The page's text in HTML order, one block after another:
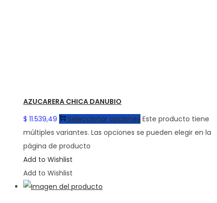
AZUCARERA CHICA DANUBIO
$ 11.539,49 Seleccionar opciones Este producto tiene
múltiples variantes. Las opciones se pueden elegir en la
página de producto
Add to Wishlist
Add to Wishlist